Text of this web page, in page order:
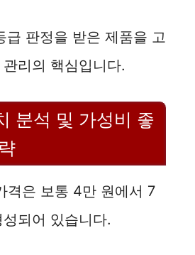
급 판정을 받은 제품을 고
리의 핵심입니다.
분석 및 가성비 좋
격은 보통 4만 원에서 7
되어 있습니다.